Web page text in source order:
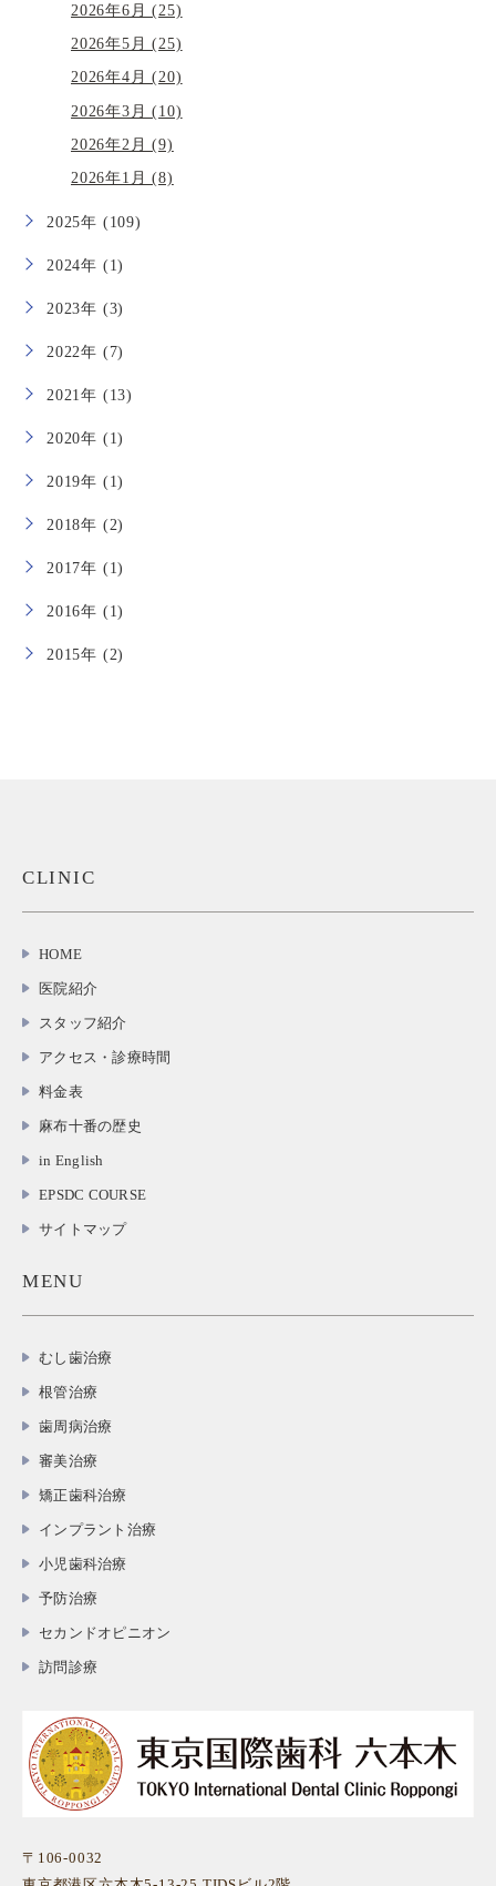
2026年6月 (25)
2026年5月 (25)
2026年4月 (20)
2026年3月 (10)
2026年2月 (9)
2026年1月 (8)
2025年 (109)
2024年 (1)
2023年 (3)
2022年 (7)
2021年 (13)
2020年 (1)
2019年 (1)
2018年 (2)
2017年 (1)
2016年 (1)
2015年 (2)
CLINIC
HOME
医院紹介
スタッフ紹介
アクセス・診療時間
料金表
麻布十番の歴史
in English
EPSDC COURSE
サイトマップ
MENU
むし歯治療
根管治療
歯周病治療
審美治療
矯正歯科治療
インプラント治療
小児歯科治療
予防治療
セカンドオピニオン
訪問診療
〒106-0032